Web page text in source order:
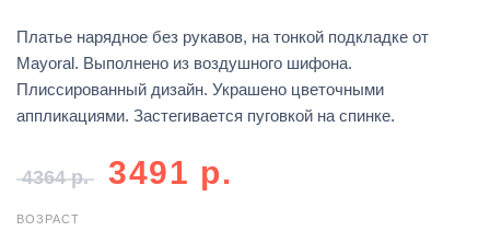
Платье нарядное без рукавов, на тонкой подкладке от
Mayoral. Выполнено из воздушного шифона.
Плиссированный дизайн. Украшено цветочными
аппликациями. Застегивается пуговкой на спинке.
4364р. 3491 р.
ВОЗРАСТ